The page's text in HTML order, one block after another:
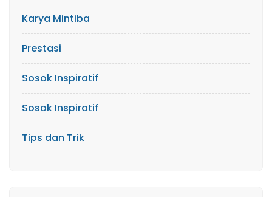
Karya Mintiba
Prestasi
Sosok Inspiratif
Sosok Inspiratif
Tips dan Trik